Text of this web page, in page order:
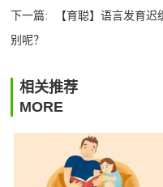
下一篇:
【育聪】语言发育
别呢？
相关推荐
MORE